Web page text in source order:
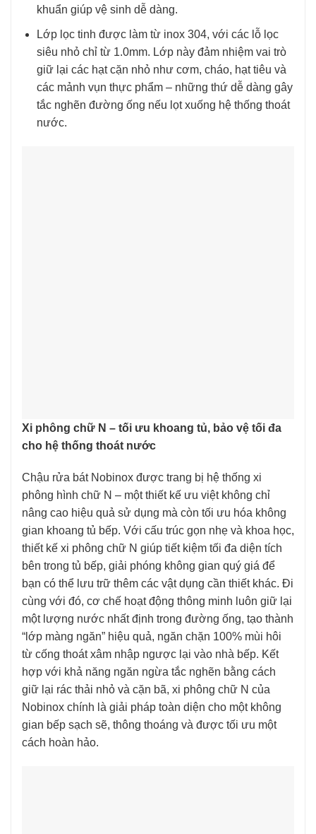
khuẩn giúp vệ sinh dễ dàng.
Lớp lọc tinh được làm từ inox 304, với các lỗ lọc
siêu nhỏ chỉ từ 1.0mm. Lớp này đảm nhiệm vai trò
giữ lại các hạt cặn nhỏ như cơm, cháo, hạt tiêu và
các mảnh vụn thực phẩm – những thứ dễ dàng gây
tắc nghẽn đường ống nếu lọt xuống hệ thống thoát
nước.
Xi phông chữ N – tối ưu khoang tủ, bảo vệ tối đa
cho hệ thống thoát nước
Chậu rửa bát Nobinox được trang bị hệ thống xi
phông hình chữ N – một thiết kế ưu việt không chỉ
nâng cao hiệu quả sử dụng mà còn tối ưu hóa không
gian khoang tủ bếp. Với cấu trúc gọn nhẹ và khoa học,
thiết kế xi phông chữ N giúp tiết kiệm tối đa diện tích
bên trong tủ bếp, giải phóng không gian quý giá để
bạn có thể lưu trữ thêm các vật dụng cần thiết khác. Đi
cùng với đó, cơ chế hoạt động thông minh luôn giữ lại
một lượng nước nhất định trong đường ống, tạo thành
“lớp màng ngăn” hiệu quả, ngăn chặn 100% mùi hôi
từ cống thoát xâm nhập ngược lại vào nhà bếp. Kết
hợp với khả năng ngăn ngừa tắc nghẽn bằng cách
giữ lại rác thải nhỏ và cặn bã, xi phông chữ N của
Nobinox chính là giải pháp toàn diện cho một không
gian bếp sạch sẽ, thông thoáng và được tối ưu một
cách hoàn hảo.